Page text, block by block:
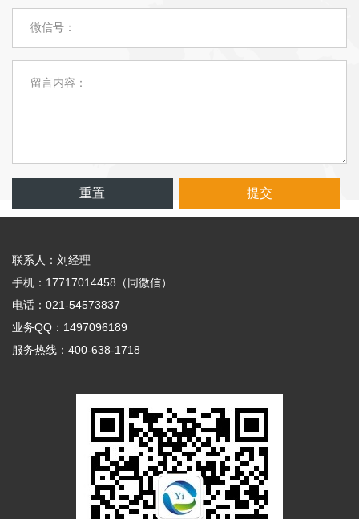
重置 提交
联系人：刘经理
手机：17717014458（同微信）
电话：021-54573837
业务QQ：1497096189
服务热线：400-638-1718